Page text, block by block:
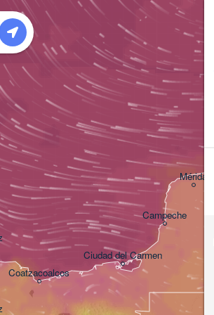
Campeche
Coatzacoalcos
Ciudad del Carmen
Mérida